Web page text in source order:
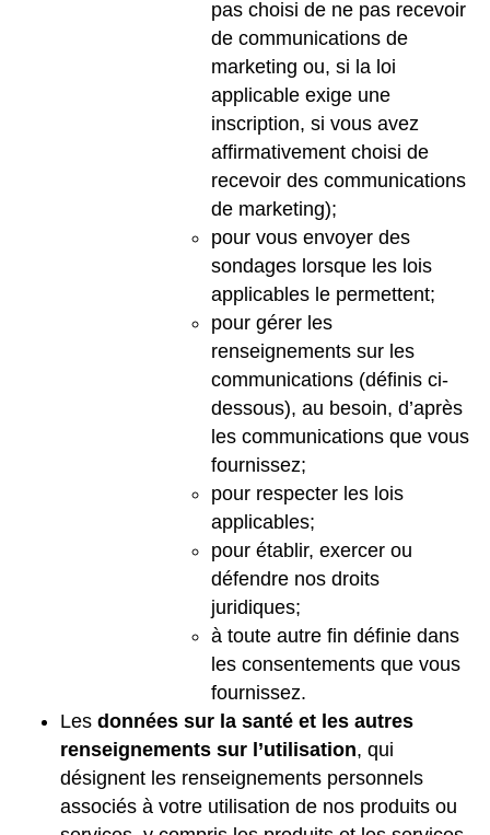
pas choisi de ne pas recevoir
de communications de
marketing ou, si la loi
applicable exige une
inscription, si vous avez
affirmativement choisi de
recevoir des communications
de marketing);
pour vous envoyer des
sondages lorsque les lois
applicables le permettent;
pour gérer les
renseignements sur les
communications (définis ci-
dessous), au besoin, d’après
les communications que vous
fournissez;
pour respecter les lois
applicables;
pour établir, exercer ou
défendre nos droits
juridiques;
à toute autre fin définie dans
les consentements que vous
fournissez.
Les données sur la santé et les autres
renseignements sur l’utilisation, qui
désignent les renseignements personnels
associés à votre utilisation de nos produits ou